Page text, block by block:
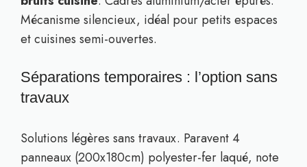
Mécanisme silencieux, idéal pour petits espaces
et cuisines semi-ouvertes.
Séparations temporaires : l’option sans
travaux
Solutions légères sans travaux. Paravent 4
panneaux (200x180cm) polyester-fer laqué, note